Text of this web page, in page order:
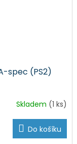
spec (PS2)
Skladem (1 ks)
Do košíku